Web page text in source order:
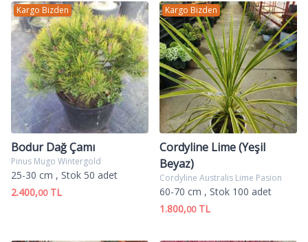
Kargo Bizden
Bodur Dağ Çamı
Pinus Mugo Wintergold
25-30 cm , Stok 50 adet
2.400,00TL
Kargo Bizden
Cordyline Lime (Yeşil
Beyaz)
Cordyline Australis Lime Pasion
60-70 cm , Stok 100 adet
1.800,00TL